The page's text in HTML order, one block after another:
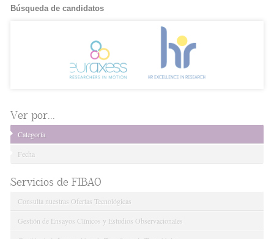
Búsqueda de candidatos
Ver por...
Categoría
Fecha
Servicios de FIBAO
Consulta nuestras Ofertas Tecnológicas
Gestión de Ensayos Clínicos y Estudios Observacionales